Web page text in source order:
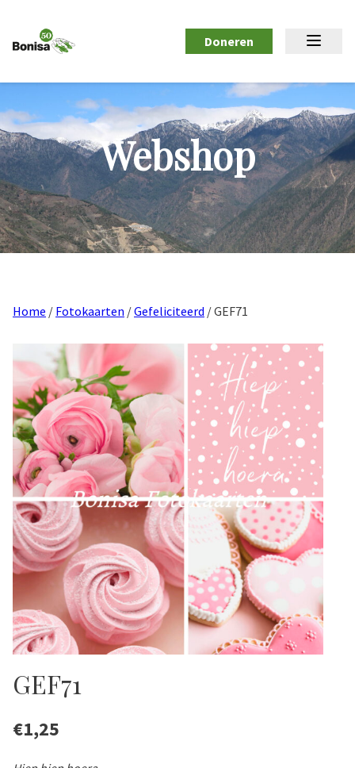
Doneren
Webshop
Home / Fotokaarten /Gefeliciteerd / GEF71
GEF71
€1,25